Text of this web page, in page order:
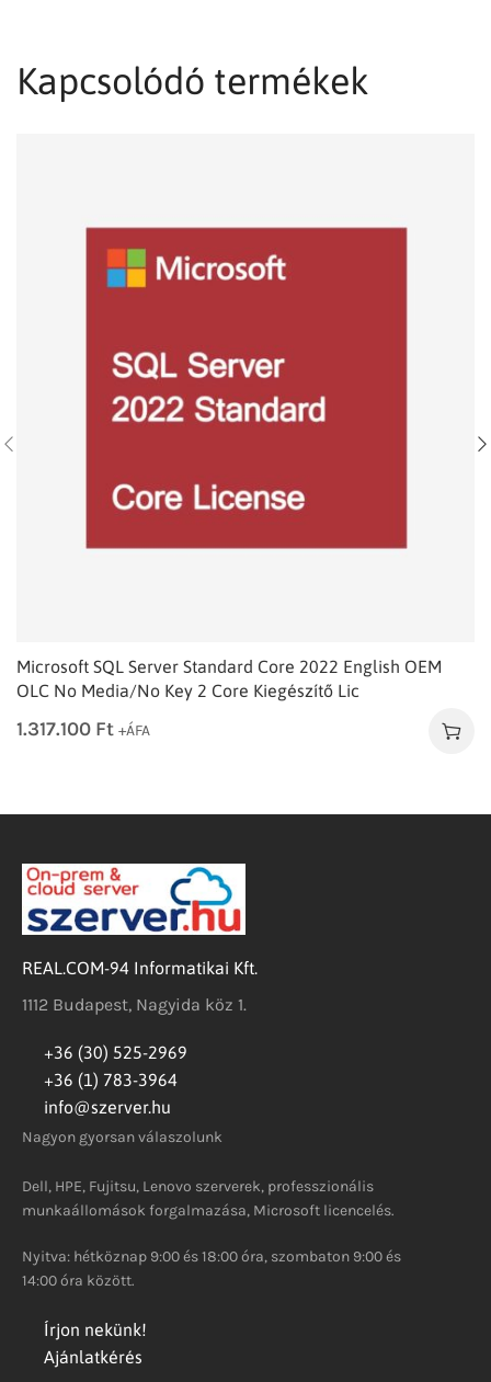
Kapcsolódó termékek
Microsoft SQL Server Standard Core 2022 English OEM
OLC No Media/No Key 2 Core Kiegészítő Lic
1.317.100 Ft +ÁFA
REAL.COM-94 Informatikai Kft.
1112 Budapest, Nagyida köz 1.
+36 (30) 525-2969
+36 (1) 783-3964
info@szerver.hu
Nagyon gyorsan válaszolunk
Dell, HPE, Fujitsu, Lenovo szerverek, professzionális
munkaállomások forgalmazása, Microsoft licencelés.
Nyitva: hétköznap 9:00 és 18:00 óra, szombaton 9:00 és
14:00 óra között.
Írjon nekünk!
Ajánlatkérés